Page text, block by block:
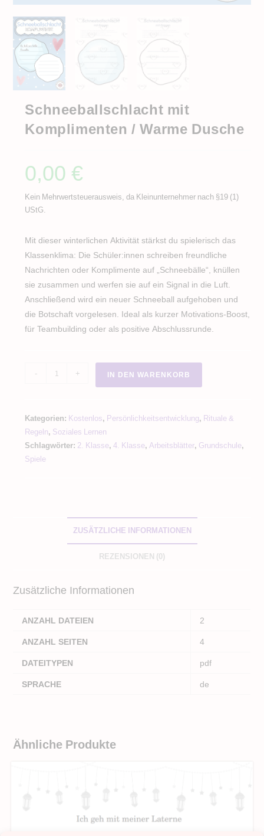
Schneeballschlacht mit
Komplimenten / Warme Dusche
0,00€
Kein Mehrwertsteuerausweis, da Kleinunternehmer nach §19 (1)
UStG.
Mit dieser winterlichen Aktivität stärkst du spielerisch das
Klassenklima: Die Schüler:innen schreiben freundliche
Nachrichten oder Komplimente auf „Schneebälle“, knüllen
sie zusammen und werfen sie auf ein Signal in die Luft.
Anschließend wird ein neuer Schneeball aufgehoben und
die Botschaft vorgelesen. Ideal als kurzer Motivations-Boost,
für Teambuilding oder als positive Abschlussrunde.
Schneeballschlacht
/
Warme
Dusche
Menge
- + IN DEN WARENKORB
Kategorien: Kostenlos, Persönlichkeitsentwicklung, Rituale &
Regeln, Soziales Lernen
Schlagwörter: 2. Klasse,4. Klasse,Arbeitsblätter, Grundschule,
Spiele
ZUSÄTZLICHE INFORMATIONEN
REZENSIONEN (0)
Zusätzliche Informationen
ANZAHL DATEIEN
2
ANZAHL SEITEN
4
DATEITYPEN
pdf
SPRACHE
de
Ähnliche Produkte